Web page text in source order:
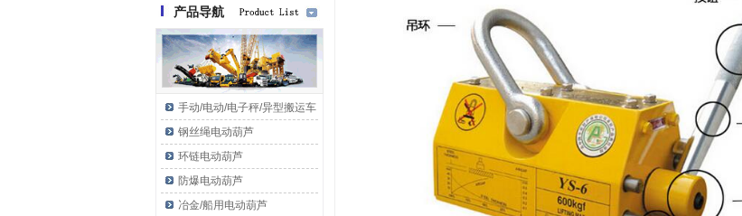
产品导航
手动/电动/电子秤/异型搬运车
钢丝绳电动葫芦
环链电动葫芦
防爆电动葫芦
冶金/船用电动葫芦